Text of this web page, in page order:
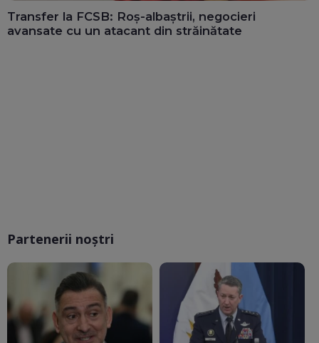
Transfer la FCSB: Roș-albaștrii, negocieri
avansate cu un atacant din străinătate
Partenerii noștri